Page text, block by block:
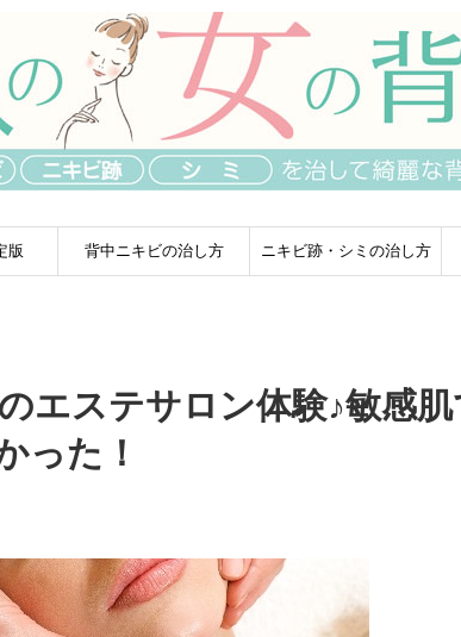
版 背中ニキビの治し方 ニキビ跡・シミの治し方
エステサロン体験♪敏感肌
った！